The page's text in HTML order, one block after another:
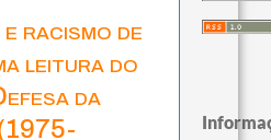
racismo de
leitura do
da